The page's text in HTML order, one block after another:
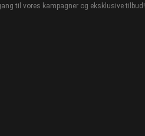
til vores kampagner og eksklusive tilbud!